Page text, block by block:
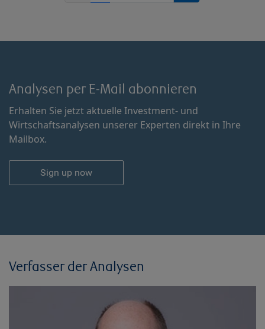
Analysen per E-Mail abonnieren
Erhalten Sie jetzt aktuelle Investment- und
Wirtschaftsanalysen unserer Experten direkt in Ihre
Mailbox.
Sign up now
Verfasser der Analysen